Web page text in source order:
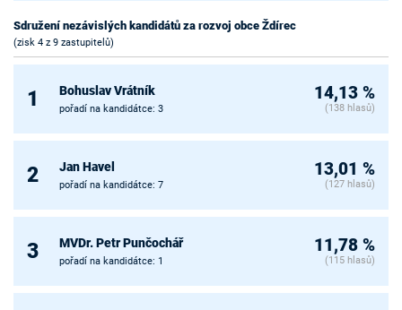
Sdružení nezávislých kandidátů za rozvoj obce Ždírec
(zisk 4 z 9 zastupitelů)
1 Bohuslav Vrátník
pořadí na kandidátce: 3
14,13 %
(138 hlasů)
2 Jan Havel
pořadí na kandidátce: 7
13,01 %
(127 hlasů)
3 MVDr. Petr Punčochář
pořadí na kandidátce: 1
11,78 %
(115 hlasů)